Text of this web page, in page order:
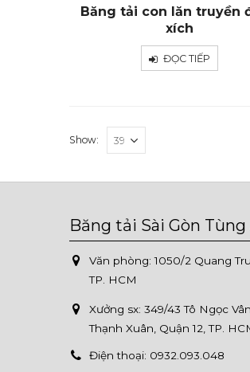
Băng tải con lăn truyền
xích
ĐỌC TIẾP
Show:
Băng tải Sài Gòn Tùng
Văn phòng: 1050/2 Quang
TP. HCM
Xưởng sx: 349/43 Tô Ngọc
Thạnh Xuân, Quận 12, TP.
Điện thoại: 0932.093.048